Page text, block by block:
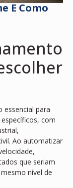
E Como
essencial para
com
Ao automatizar
que seriam
nível de